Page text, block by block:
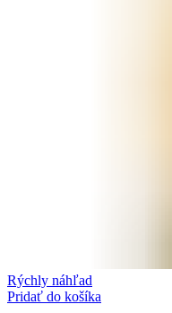
Rýchly náhľad
Pridať do košíka